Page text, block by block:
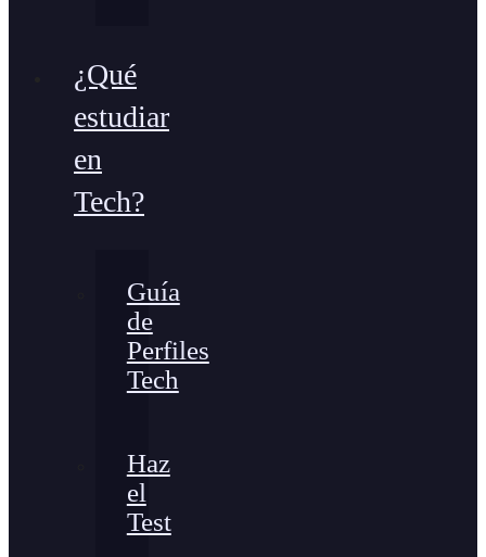
¿Qué
estudiar
en
Tech?
Guía
de
Perfiles
Tech
Haz
el
Test